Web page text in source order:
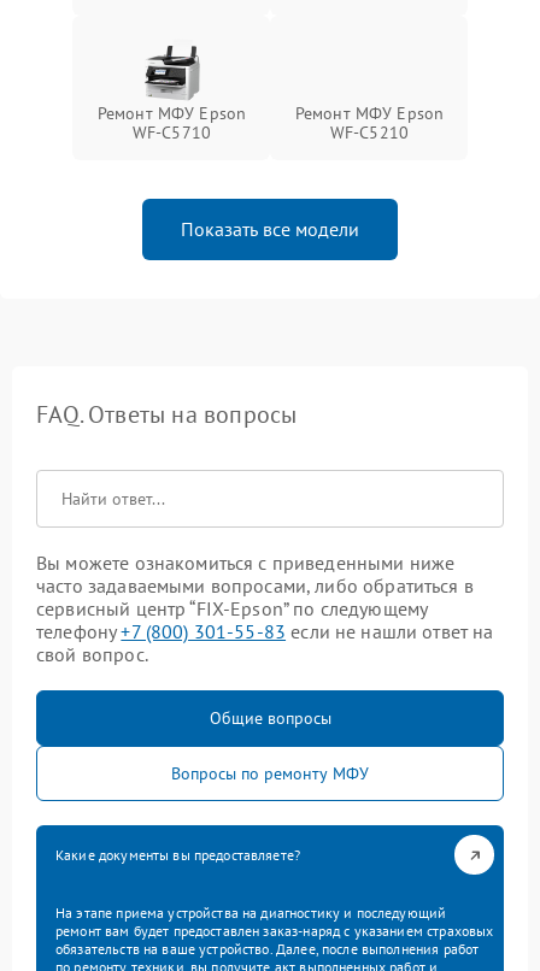
Ремонт МФУ Epson
WF-C5710
Ремонт МФУ Epson
WF-C5210
Показать все модели
FAQ. Ответы на вопросы
Вы можете ознакомиться с приведенными ниже
часто задаваемыми вопросами, либо обратиться в
сервисный центр “FIX-Epson” по следующему
телефону+7 (800) 301-55-83 если не нашли ответ на
свой вопрос.
Общие вопросы
Вопросы по ремонту МФУ
Какие документы вы предоставляете?
На этапе приема устройства на диагностику и последующий
ремонт вам будет предоставлен заказ-наряд с указанием страховых
обязательств на ваше устройство. Далее, после выполнения работ
по ремонту техники, вы получите акт выполненных работ и